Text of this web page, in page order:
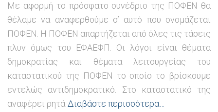
Με αφορμή το πρόσφατο συνέδριο της ΠΟΦΕΝ θα
θέλαμε να αναφερθούμε σ’ αυτό που ονομάζεται
ΠΟΦΕΝ. Η ΠΟΦΕΝ απαρτήζεται από όλες τις τάσεις
πλυν όμως του ΕΦΑΕΦΠ. Οι λόγοι είναι θέματα
δημοκρατίας και θέματα λειτουργείας του
καταστατικού της ΠΟΦΕΝ το οποίο το βρίσκουμε
εντελώς αντιδημοκρατικό. Στο καταστατικό της
αναφέρει ρητά Διαβάστε περισσότερα…